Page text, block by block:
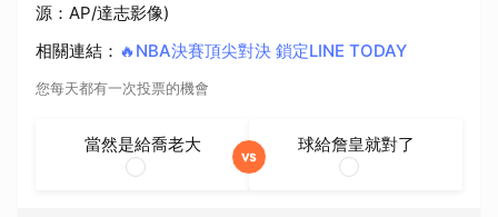
源：AP/達志影像)
相關連結 ： 🔥NBA決賽頂尖對決 鎖定LINE TODAY
您每天都有一次投票的機會
當然是給喬老大 球給詹皇就對了